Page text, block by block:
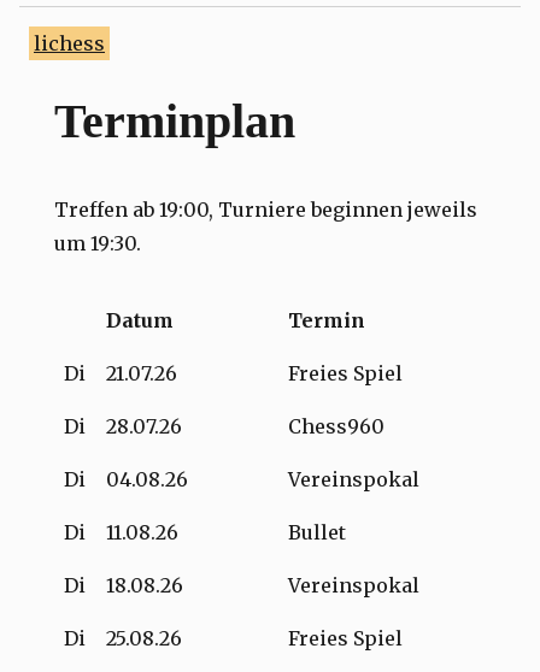
Schnellschach 25/26
Verbandsrunde Saison 25/26
lichess
Terminplan
Treffen ab 19:00, Turniere beginnen jeweils
um 19:30.
Datum Termin
Di 21.07.26 Freies Spiel
Di 28.07.26 Chess960
Di 04.08.26 Vereinspokal
Di 11.08.26 Bullet
Di 18.08.26 Vereinspokal
Di 25.08.26 Freies Spiel